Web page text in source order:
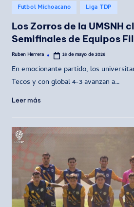
Publicado
en
Futbol Michoacano Liga TDP
Los Zorros de la UMSNH
Semifinales de Equipos
Publicado
Ruben Herrera 18 de mayo de 2026
En emocionante partido, los
Tecos y con global 4-3 avanzan a…
Leer más